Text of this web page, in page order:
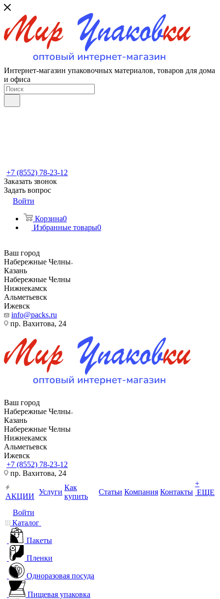
Интернет-магазин упаковочных материалов, товаров для дома
и офиса
+7 (8552) 78-23-12
Заказать звонок
Задать вопрос
Войти
Корзина0
Избранные товары0
Ваш город
Набережные Челны
Казань
Набережные Челны
Нижнекамск
Альметьевск
Ижевск
info@packs.ru
пр. Вахитова, 24
Ваш город
Набережные Челны
Казань
Набережные Челны
Нижнекамск
Альметьевск
Ижевск
+7 (8552) 78-23-12
пр. Вахитова, 24
АКЦИИ
Услуги
Как
купить
Статьи Компания Контакты
+
ЕЩЕ
Войти
Каталог
Пакеты
Пленки
Одноразовая посуда
Пищевая упаковка